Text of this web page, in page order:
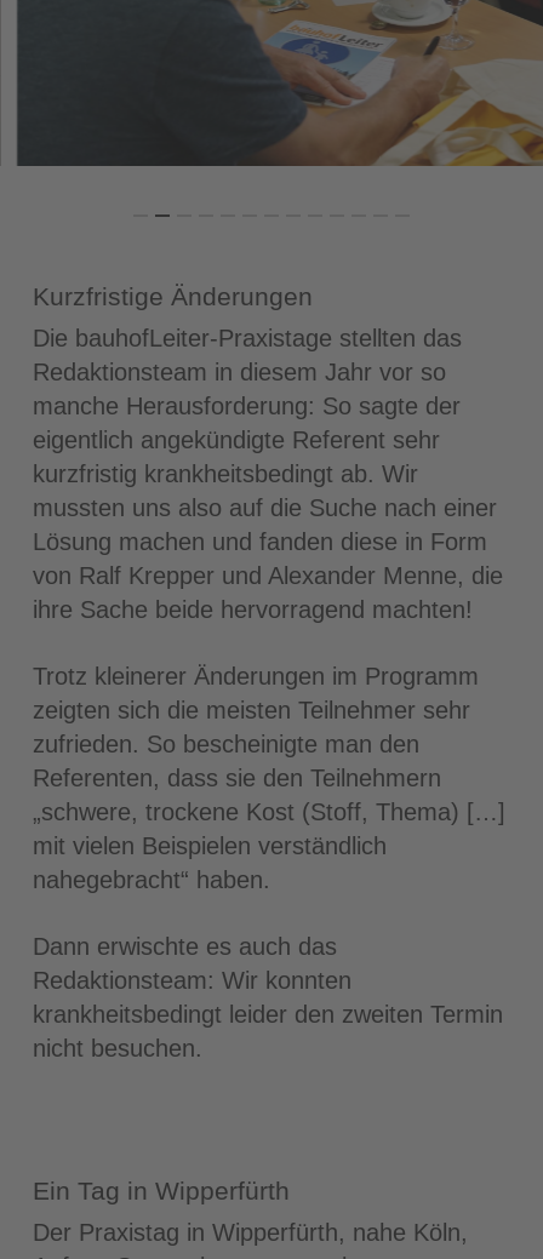
Kurzfristige Änderungen
Die bauhofLeiter-Praxistage stellten das
Redaktionsteam in diesem Jahr vor so
manche Herausforderung: So sagte der
eigentlich angekündigte Referent sehr
kurzfristig krankheitsbedingt ab. Wir
mussten uns also auf die Suche nach einer
Lösung machen und fanden diese in Form
von Ralf Krepper und Alexander Menne, die
ihre Sache beide hervorragend machten!
Trotz kleinerer Änderungen im Programm
zeigten sich die meisten Teilnehmer sehr
zufrieden. So bescheinigte man den
Referenten, dass sie den Teilnehmern
„schwere, trockene Kost (Stoff, Thema) […]
mit vielen Beispielen verständlich
nahegebracht“ haben.
Dann erwischte es auch das
Redaktionsteam: Wir konnten
krankheitsbedingt leider den zweiten Termin
nicht besuchen.
Ein Tag in Wipperfürth
Der Praxistag in Wipperfürth, nahe Köln,